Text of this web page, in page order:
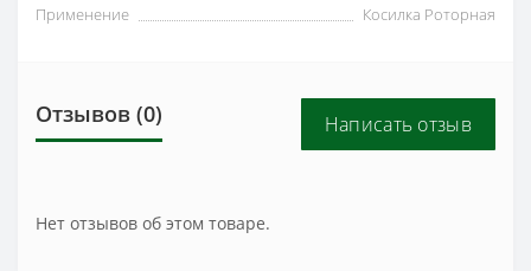
Применение
Косилка Роторная
Отзывов (0) Написать отзыв
Нет отзывов об этом товаре.